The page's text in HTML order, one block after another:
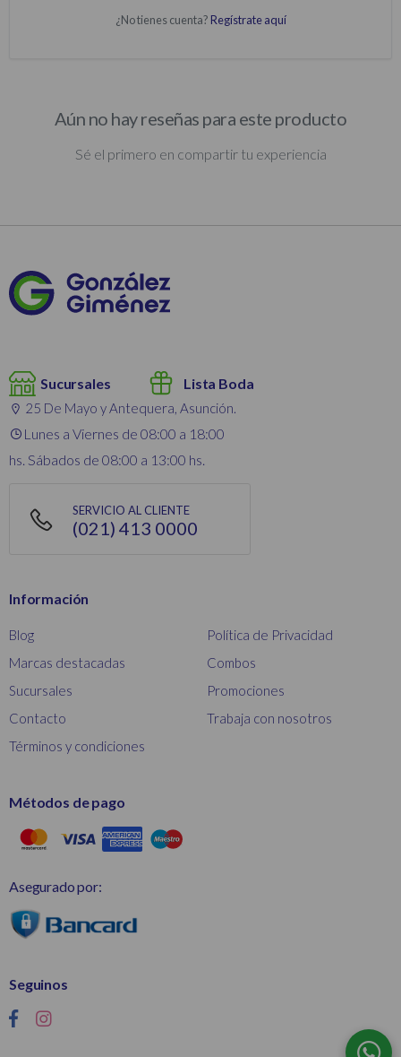
¿No tienes cuenta? Regístrate aquí
Aún no hay reseñas para este producto
Sé el primero en compartir tu experiencia
Sucursales Lista Boda
25 De Mayo y Antequera, Asunción.
Lunes a Viernes de 08:00 a 18:00
hs. Sábados de 08:00 a 13:00 hs.
SERVICIO AL CLIENTE
(021) 413 0000
Información
Blog
Marcas destacadas
Sucursales
Contacto
Términos y condiciones
Política de Privacidad
Combos
Promociones
Trabaja con nosotros
Métodos de pago
Asegurado por:
Seguinos